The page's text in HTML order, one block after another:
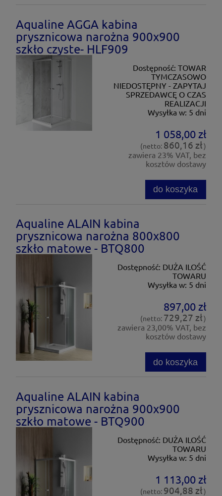
Aqualine AGGA kabina
prysznicowa narożna 900x900
szkło czyste- HLF909
Dostępność: TOWAR
TYMCZASOWO
NIEDOSTĘPNY - ZAPYTAJ
SPRZEDAWCĘ O CZAS
REALIZACJI
Wysyłka w: 5 dni
1 058,00 zł
(netto: 860,16 zł)
zawiera 23% VAT, bez
kosztów dostawy
do koszyka
Aqualine ALAIN kabina
prysznicowa narożna 800x800
szkło matowe - BTQ800
Dostępność: DUŻA ILOŚĆ
TOWARU
Wysyłka w: 5 dni
897,00 zł
(netto: 729,27 zł)
zawiera 23,00% VAT, bez
kosztów dostawy
do koszyka
Aqualine ALAIN kabina
prysznicowa narożna 900x900
szkło matowe - BTQ900
Dostępność: DUŻA ILOŚĆ
TOWARU
Wysyłka w: 5 dni
1 113,00 zł
(netto: 904,88 zł)